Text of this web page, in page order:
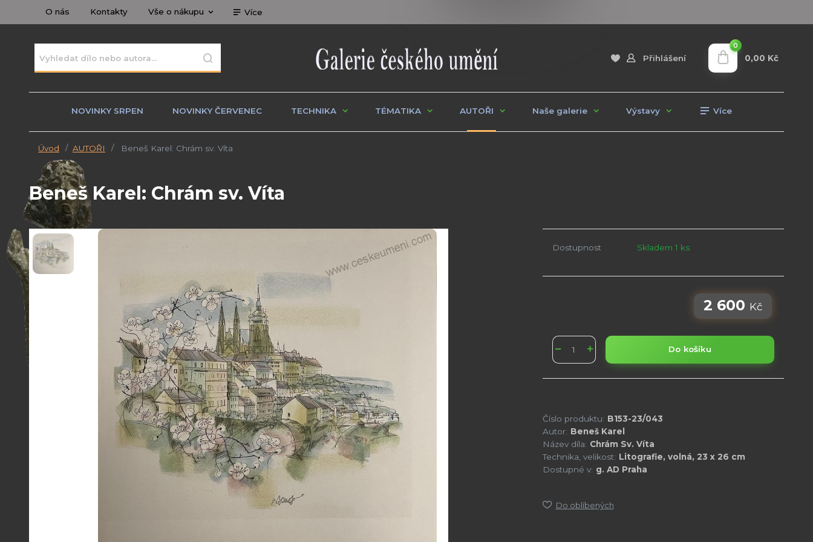
O nás Kontakty Vše o nákupu Více
Přihlášení
0
0,00 Kč
NOVINKY SRPEN NOVINKY ČERVENEC TECHNIKA TÉMATIKA AUTOŘI Naše galerie Výstavy Více
Úvod AUTOŘI Beneš Karel: Chrám sv. Víta
Beneš Karel: Chrám sv. Víta
Dostupnost Skladem 1 ks
2 600 Kč
Do košíku
Číslo produktu: B153-23/043
Autor: Beneš Karel
Název díla: Chrám Sv. Víta
Technika, velikost: Litografie, volná, 23 x 26 cm
Dostupné v: g. AD Praha
Do oblíbených